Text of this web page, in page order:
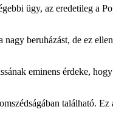
ügy, az eredetileg a
nagy beruházást, de ez
eminens érdeke,
található. Ez